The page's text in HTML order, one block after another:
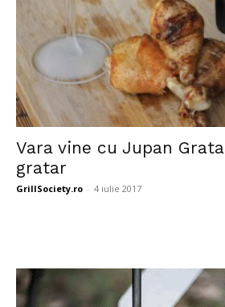
Vara vine cu Jupan
gratar
GrillSociety.ro - 4 iulie 2017